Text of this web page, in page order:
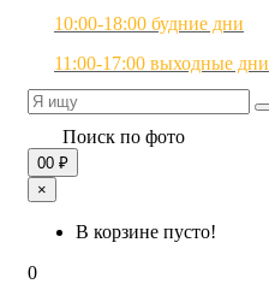
10:00-18:00 будние дни
11:00-17:00 выходные дни
Поиск по фото
00 ₽
×
В корзине пусто!
0